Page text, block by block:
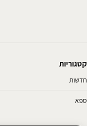
קטגוריות
חדשות
ספא